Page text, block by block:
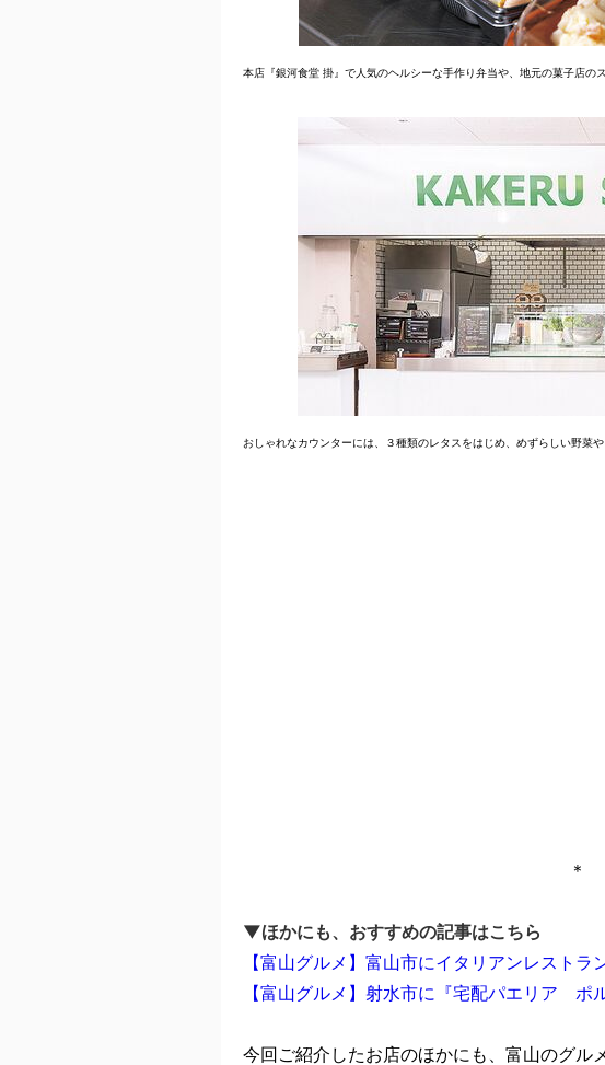
本店『銀河食堂 掛』で人気のヘルシーな手作り弁当や、地元の菓子店の
おしゃれなカウンターには、３種類のレタスをはじめ、めずらしい野菜
＊
▼ほかにも、おすすめの記事はこちら
【富山グルメ】富山市にイタリアンレストラ
【富山グルメ】射水市に『宅配パエリア ポ
今回ご紹介したお店のほかにも、富山のグル